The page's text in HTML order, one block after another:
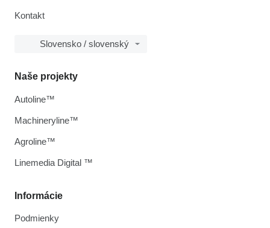
Kontakt
Slovensko / slovenský
Informácie
Podmienky
Naše projekty
Autoline™
Machineryline™
Agroline™
Linemedia Digital ™